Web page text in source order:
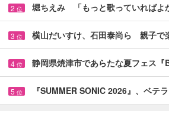
2 位 堀ちえみ 「もっと歌っていればよ
3 位 横山だいすけ、石田泰尚ら 親子で
4 位 静岡県焼津市であらたな夏フェス
5 位 『SUMMER SONIC 2026』、ベテ